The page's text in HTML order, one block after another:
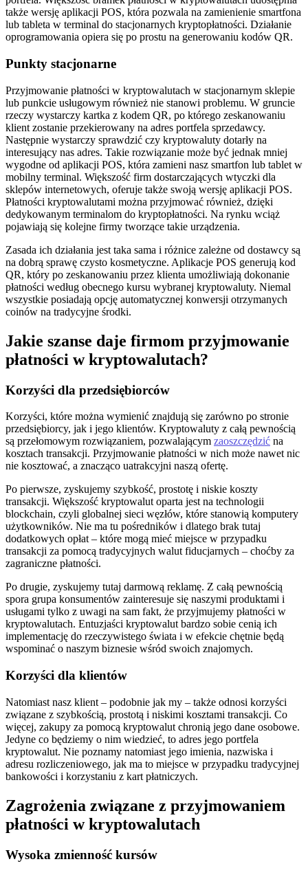
także wersję aplikacji POS, która pozwala na zamienienie smartfona
lub tableta w terminal do stacjonarnych kryptopłatności. Działanie
oprogramowania opiera się po prostu na generowaniu kodów QR.
Punkty stacjonarne
Przyjmowanie płatności w kryptowalutach w stacjonarnym sklepie
lub punkcie usługowym również nie stanowi problemu. W gruncie
rzeczy wystarczy kartka z kodem QR, po którego zeskanowaniu
klient zostanie przekierowany na adres portfela sprzedawcy.
Następnie wystarczy sprawdzić czy kryptowaluty dotarły na
interesujący nas adres. Takie rozwiązanie może być jednak mniej
wygodne od aplikacji POS, która zamieni nasz smartfon lub tablet w
mobilny terminal. Większość firm dostarczających wtyczki dla
sklepów internetowych, oferuje także swoją wersję aplikacji POS.
Płatności kryptowalutami można przyjmować również, dzięki
dedykowanym terminalom do kryptopłatności. Na rynku wciąż
pojawiają się kolejne firmy tworzące takie urządzenia.
Zasada ich działania jest taka sama i różnice zależne od dostawcy są
na dobrą sprawę czysto kosmetyczne. Aplikacje POS generują kod
QR, który po zeskanowaniu przez klienta umożliwiają dokonanie
płatności według obecnego kursu wybranej kryptowaluty. Niemal
wszystkie posiadają opcję automatycznej konwersji otrzymanych
coinów na tradycyjne środki.
Jakie szanse daje firmom przyjmowanie
płatności w kryptowalutach?
Korzyści dla przedsiębiorców
Korzyści, które można wymienić znajdują się zarówno po stronie
przedsiębiorcy, jak i jego klientów. Kryptowaluty z całą pewnością
są przełomowym rozwiązaniem, pozwalającym zaoszczędzić na
kosztach transakcji. Przyjmowanie płatności w nich może nawet nic
nie kosztować, a znacząco uatrakcyjni naszą ofertę.
Po pierwsze, zyskujemy szybkość, prostotę i niskie koszty
transakcji. Większość kryptowalut oparta jest na technologii
blockchain, czyli globalnej sieci węzłów, które stanowią komputery
użytkowników. Nie ma tu pośredników i dlatego brak tutaj
dodatkowych opłat – które mogą mieć miejsce w przypadku
transakcji za pomocą tradycyjnych walut fiducjarnych – choćby za
zagraniczne płatności.
Po drugie, zyskujemy tutaj darmową reklamę. Z całą pewnością
spora grupa konsumentów zainteresuje się naszymi produktami i
usługami tylko z uwagi na sam fakt, że przyjmujemy płatności w
kryptowalutach. Entuzjaści kryptowalut bardzo sobie cenią ich
implementację do rzeczywistego świata i w efekcie chętnie będą
wspominać o naszym biznesie wśród swoich znajomych.
Korzyści dla klientów
Natomiast nasz klient – podobnie jak my – także odnosi korzyści
związane z szybkością, prostotą i niskimi kosztami transakcji. Co
więcej, zakupy za pomocą kryptowalut chronią jego dane osobowe.
Jedyne co będziemy o nim wiedzieć, to adres jego portfela
kryptowalut. Nie poznamy natomiast jego imienia, nazwiska i
adresu rozliczeniowego, jak ma to miejsce w przypadku tradycyjnej
bankowości i korzystaniu z kart płatniczych.
Zagrożenia związane z przyjmowaniem
płatności w kryptowalutach
Wysoka zmienność kursów